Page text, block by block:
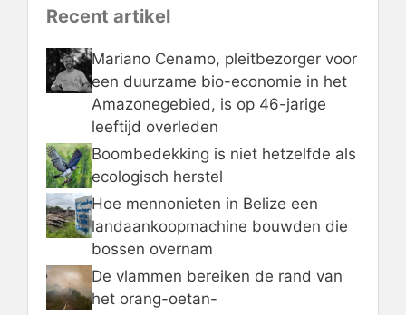
Recent artikel
Mariano Cenamo, pleitbezorger voor
een duurzame bio-economie in het
Amazonegebied, is op 46-jarige
leeftijd overleden
Boombedekking is niet hetzelfde als
ecologisch herstel
Hoe mennonieten in Belize een
landaankoopmachine bouwden die
bossen overnam
De vlammen bereiken de rand van
het orang-oetan-